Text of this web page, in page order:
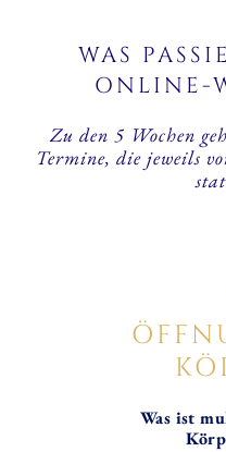
WAS
ONLINE-
Zu den 5 Wochen
Termine, die jeweils
Was ist